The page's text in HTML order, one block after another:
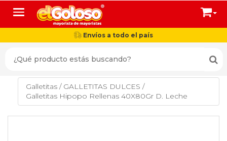
Toggle navigation
Envíos a todo el país
Galletitas / GALLETITAS DULCES /
Galletitas Hipopo Rellenas 40X80Gr D. Leche